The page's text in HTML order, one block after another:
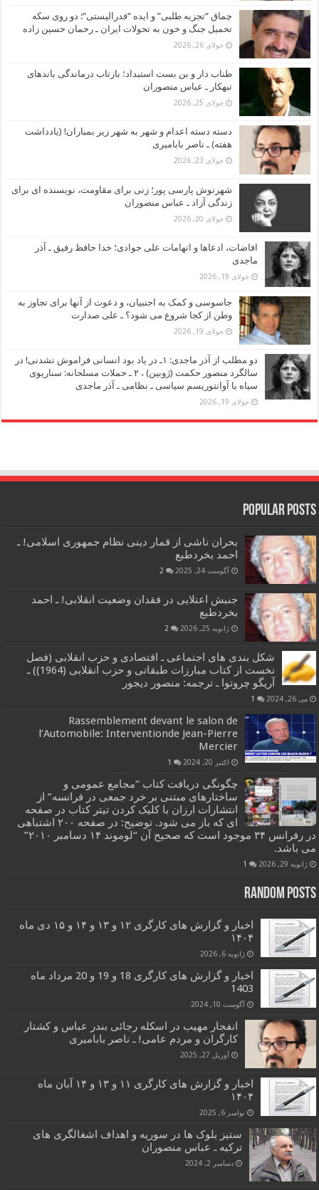
چماق “تجزیه طلبی” و ایده “فدرالیستی”: دو روی سکه
تحمیل جنگ و خون به تحولات ایران ـ رحمان حسین زاده
جولای 26, 2026
طناب دار و بن بست استبداد؛ بازتاب درماندگی باندهای
تبهکار ـ عباس منصوران
جولای 25, 2026
دسته دسته اعدام و شهر به شهر زیر بمباران! (یادداشت
هفته) ـ ناصر بابامیری
جولای 23, 2026
شهرنوش پارسی پور؛ زنی برای مقاومت، نویسنده ای برای
زندگی آزاد ـ عباس منصوران
جولای 20, 2026
افاضات، ادعاها و اتهامات علی جوادی؛ خدا حافظ رفیق ـ آذر
ماجدی
جولای 19, 2026
جاسوسی و کمک به اجنبیان، و دعوت از آنها برای تجاوز به
وطن از کجا شروع می شود؟ ـ علی صدارت
جولای 19, 2026
دو مطلب از آذر ماجدی: ۱ـ در یاد بود انسانی فراموش نشدنی! در
سالگرد منصور حکمت (ژوبین) ، ۲ ـ حملات مسلحانه: سناریوی
سیاه یا آوانتوریسم سیاسی ـ نظامی ـ آذر ماجدی
جولای 19, 2026
Popular Posts
بحران ناشی از قمار دینی نظام جمهوری اسلامی! ـ
احمد بخردطبع
آگوست 24, 2025 2
جنبش اعتلایی در فقدان وضعیت انقلابی! ـ احمد
بخردطبع
ژانویه 25, 2026 2
شکل بندی های اجتماعی ـ اقتصادی و حزب انقلابی (فصل
نخست از کتاب مبارزات طبقاتی و حزب انقلابی (1964)) ـ
آریگو چروتوا ـ ترجمه: منصور دیجور
می 26, 2024 1
Rassemblement devant le salon de
l’Automobile: Interventionde Jean-Pierre
Mercier
اکتبر 20, 2024 1
چگونگی دریافت کتاب “مجامع عمومی و
ساختارهای مبتنی بر خرد جمعی در فرانسه” از
انتشارات ارزان با کلیک کردن تیتر کتاب در صفحه
ای که باز می شود. توضیح: در صفحه ۲۰۰ اشتباهی
در رفرانس ۳۴ موجود است که صحیح آن “لوموند ۱۴ دسامبر ۲۰۱۰”
می باشد.
ژانویه 29, 2026 1
Random Posts
اخبار و گزارش های کارگری ۱۲ و ۱۳ و ۱۴ و ۱۵ دی ماه
۱۴۰۴
ژانویه 6, 2026
اخبار و گزارش های کارگری 18 و 19 و 20 مرداد ماه
1403
آگوست 10, 2024
انفجار مهیب در اسکله رجائی بندر عباس و کشتار
کارگران و مردم عامی! ـ ناصر بابامیری
آوریل 27, 2025
اخبار و گزارش های کارگری ۱۱ و ۱۳ و ۱۴ آبان ماه
۱۴۰۴
نوامبر 6, 2025
ستیز بلوک ها در سوریه و اهداف اشغالگری های
ترکیه ـ عباس منصوران
دسامبر 2, 2024